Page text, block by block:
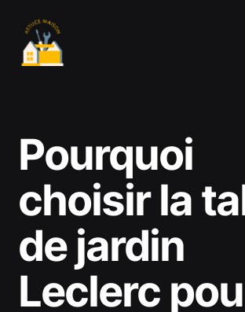
contenu
Pourquoi
choisir la
de jardin
Leclerc